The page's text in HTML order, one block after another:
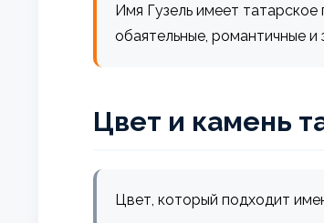
Имя Гузель имеет
обаятельные, романтичные
Цвет и камень
Цвет, который подходит